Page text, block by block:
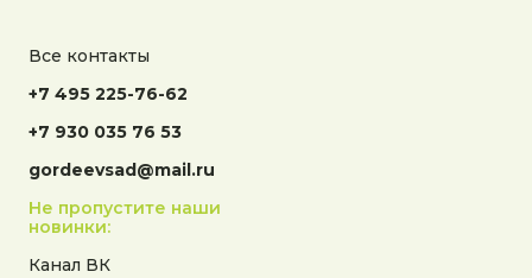
Все контакты
+7 495 225-76-62
+7 930 035 76 53
gordeevsad@mail.ru
Не пропустите наши
новинки:
Канал ВК